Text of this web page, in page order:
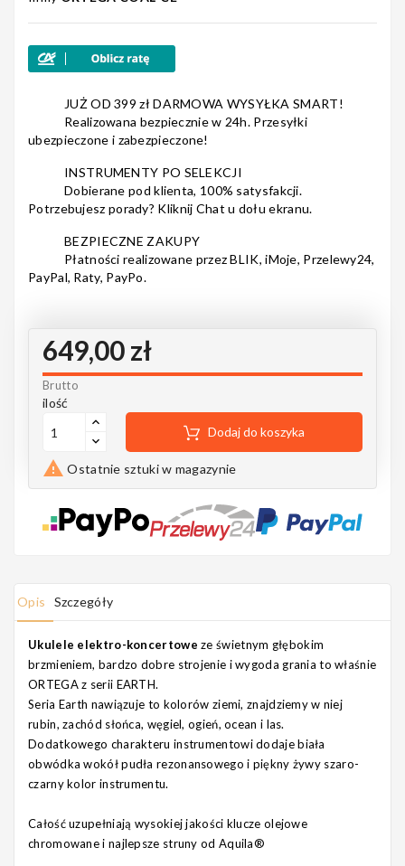
Nagłośnienie
Akcesoria
Kursy/Szkolenia
Rainbow
MAHILELE
Ortega
Usługi
JUŻ OD 399 zł DARMOWA WYSYŁKA SMART!
Realizowana bezpiecznie w 24h. Przesyłki
ubezpieczone i zabezpieczone!
INSTRUMENTY PO SELEKCJI
Dobierane pod klienta, 100% satysfakcji.
Potrzebujesz porady? Kliknij Chat u dołu ekranu.
BEZPIECZNE ZAKUPY
Płatności realizowane przez BLIK, iMoje, Przelewy24,
PayPal, Raty, PayPo.
649,00 zł
Brutto
ilość
Dodaj do koszyka
 Ostatnie sztuki w magazynie
Opis Szczegóły
Ukulele elektro-koncertoweze świetnym głębokim
brzmieniem, bardzo dobre strojenie i wygoda grania to właśnie
ORTEGA z serii EARTH.
Seria Earth nawiązuje to kolorów ziemi, znajdziemy w niej
rubin, zachód słońca, węgiel, ogień, ocean i las.
Dodatkowego charakteru instrumentowi dodaje biała
obwódka wokół pudła rezonansowego i piękny żywy szaro-
czarny kolor instrumentu.
Całość uzupełniają wysokiej jakości klucze olejowe
chromowane i najlepsze struny od Aquila®